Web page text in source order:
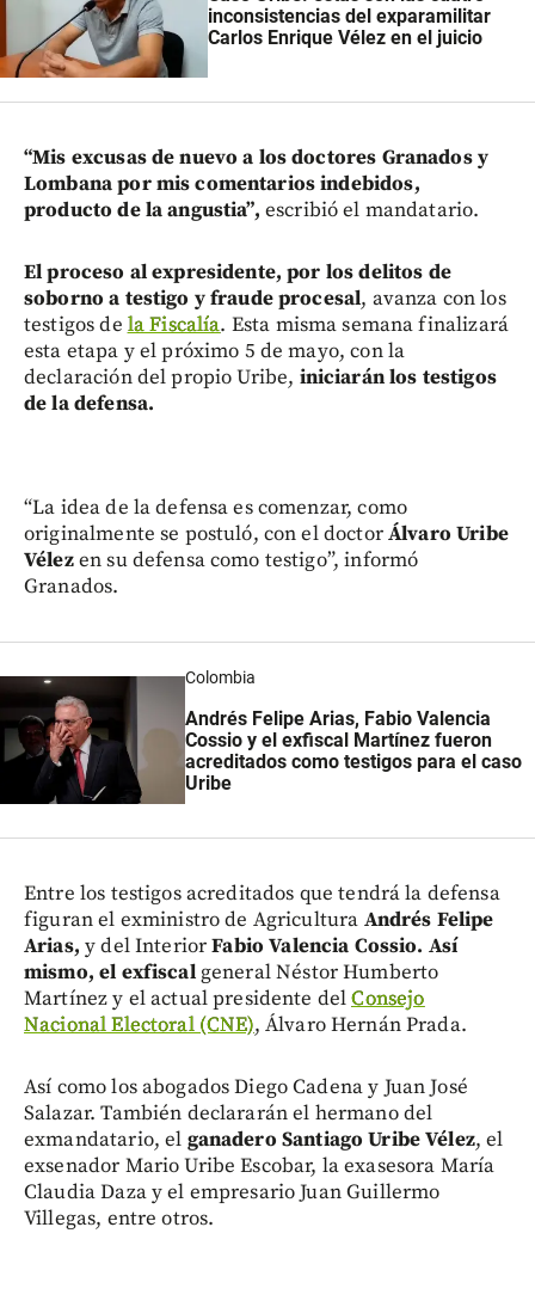
inconsistencias del exparamilitar
Carlos Enrique Vélez en el juicio
“Mis excusas de nuevo a los doctores Granados y
Lombana por mis comentarios indebidos,
producto de la angustia”, escribió el mandatario.
El proceso al expresidente, por los delitos de
soborno a testigo y fraude procesal, avanza con los
testigos de la Fiscalía. Esta misma semana finalizará
esta etapa y el próximo 5 de mayo, con la
declaración del propio Uribe, iniciarán los testigos
de la defensa.
“La idea de la defensa es comenzar, como
originalmente se postuló, con el doctorÁlvaro Uribe
Vélezen su defensa como testigo”, informó
Granados.
Colombia
Andrés Felipe Arias, Fabio Valencia
Cossio y el exfiscal Martínez fueron
acreditados como testigos para el caso
Uribe
Entre los testigos acreditados que tendrá la defensa
figuran el exministro de Agricultura Andrés Felipe
Arias,y del InteriorFabio Valencia Cossio. Así
mismo, el exfiscalgeneral Néstor Humberto
Martínez y el actual presidente delConsejo
Nacional Electoral (CNE), Álvaro Hernán Prada.
Así como los abogados Diego Cadena y Juan José
Salazar. También declararán el hermano del
exmandatario, el ganadero Santiago Uribe Vélez, el
exsenador Mario Uribe Escobar, la exasesora María
Claudia Daza y el empresario Juan Guillermo
Villegas, entre otros.